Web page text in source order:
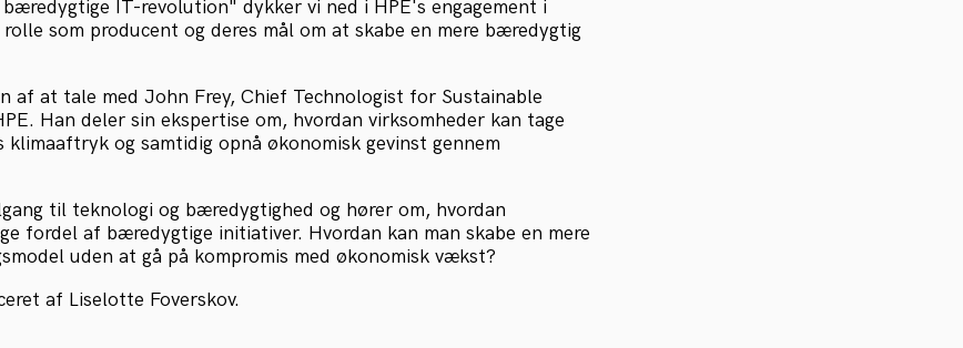
IT-revolution" dykker vi ned i HPE's engagement i
som producent og deres mål om at skabe en mere bæredygtig
af at tale med John Frey, Chief Technologist for Sustainable
Han deler sin ekspertise om, hvordan virksomheder kan tage
klimaaftryk og samtidig opnå økonomisk gevinst gennem
til teknologi og bæredygtighed og hører om, hvordan
fordel af bæredygtige initiativer. Hvordan kan man skabe en mere
uden at gå på kompromis med økonomisk vækst?
af Liselotte Foverskov.